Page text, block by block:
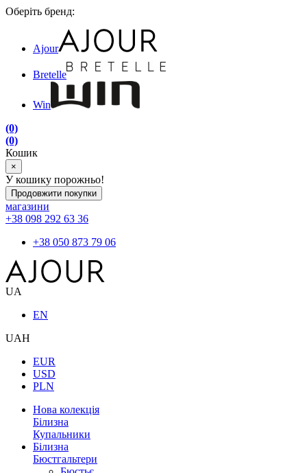
Оберіть бренд:
Ajour
Bretelle
Win
(0)
(0)
Кошик
×
У кошику порожньо!
Продовжити покупки
магазини
+38 098 292 63 36
+38 050 873 79 06
UA
EN
UAH
EUR
USD
PLN
Нова колекція
Білизна
Купальники
Білизна
Бюстгальтери